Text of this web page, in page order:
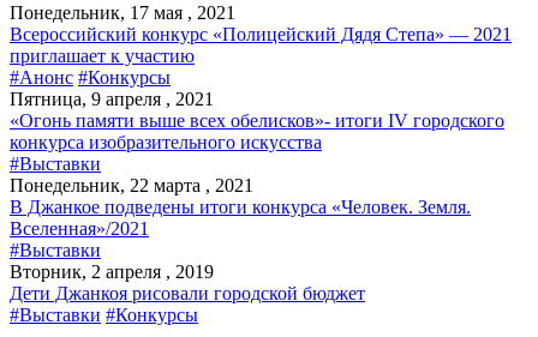
Понедельник, 17 мая , 2021
Всероссийский конкурс «Полицейский Дядя Степа» — 2021
приглашает к участию
#Анонс #Конкурсы
Пятница, 9 апреля , 2021
«Огонь памяти выше всех обелисков»- итоги IV городского
конкурса изобразительного искусства
#Выставки
Понедельник, 22 марта , 2021
В Джанкое подведены итоги конкурса «Человек. Земля.
Вселенная»/2021
#Выставки
Вторник, 2 апреля , 2019
Дети Джанкоя рисовали городской бюджет
#Выставки #Конкурсы